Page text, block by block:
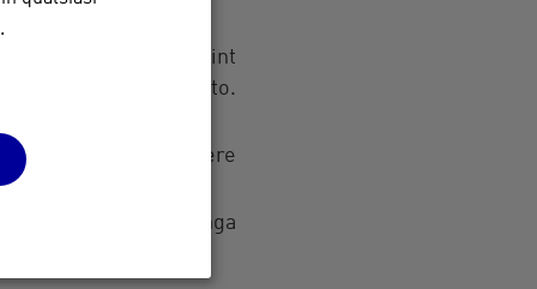
(Maximum Power Point
prodotta dall'impianto.
che possono così essere
il sistema non venga